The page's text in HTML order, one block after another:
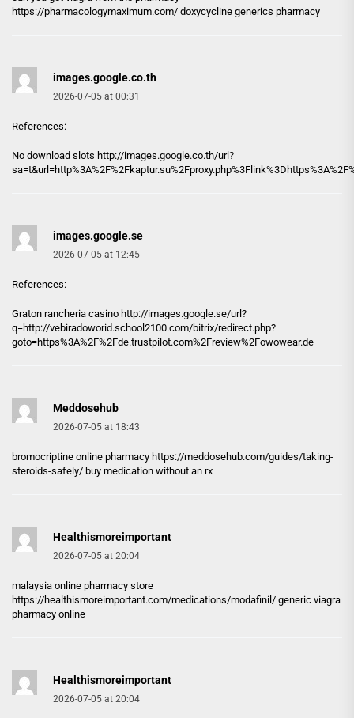
https://pharmacologymaximum.com/ doxycycline generics pharmacy
images.google.co.th
2026-07-05 at 00:31
References:
No download slots http://images.google.co.th/url?
images.google.se
2026-07-05 at 12:45
References:
Graton rancheria casino http://images.google.se/url?
q=http://vebiradoworid.school2100.com/bitrix/redirect.php?
goto=https%3A%2F%2Fde.trustpilot.com%2Freview%2Fowowear.de
Meddosehub
2026-07-05 at 18:43
bromocriptine online pharmacy https://meddosehub.com/guides/taking-
steroids-safely/ buy medication without an rx
Healthismoreimportant
2026-07-05 at 20:04
malaysia online pharmacy store
https://healthismoreimportant.com/medications/modafinil/ generic viagra
pharmacy online
Healthismoreimportant
2026-07-05 at 20:04